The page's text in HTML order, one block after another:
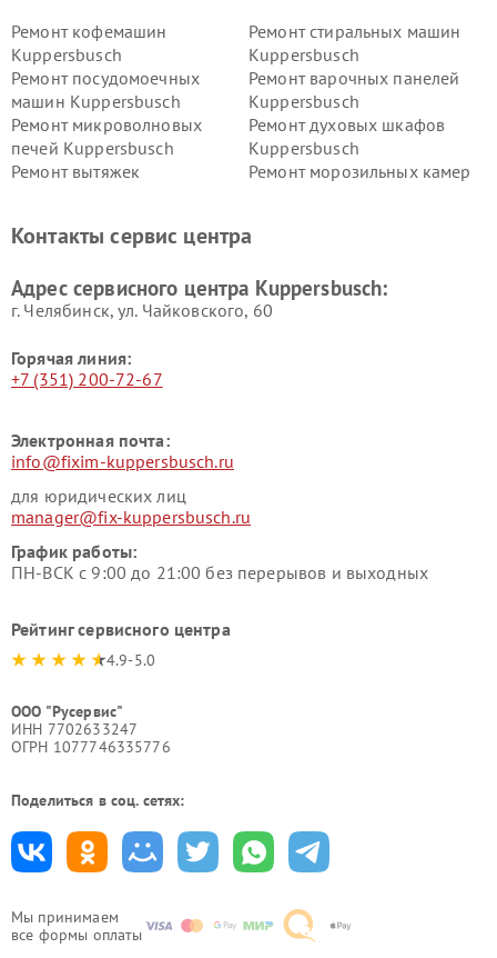
Мы принимаем
все формы оплаты
Ремонт кофемашин
Kuppersbusch
Ремонт стиральных машин
Kuppersbusch
Ремонт посудомоечных
машин Kuppersbusch
Ремонт варочных панелей
Kuppersbusch
Ремонт микроволновых
печей Kuppersbusch
Ремонт духовых шкафов
Kuppersbusch
Ремонт вытяжек
Ремонт морозильных камер
Kuppersbusch
вакуумных упаковщиков
Ремонт сушильных машин Kuppersbusch
Контакты сервис центра
Адрес сервисного центра Kuppersbusch:
г. Челябинск, ул. Чайковского, 60
Горячая линия:
+7 (351) 200-72-67
Электронная почта:
info@fixim-kuppersbusch.ru
для юридических лиц
manager@fix-kuppersbusch.ru
График работы:
ПН-ВСК с 9:00 до 21:00 без перерывов и выходных
Рейтинг сервисного центра
4.9-5.0
ООО "Русервис"
ИНН 7702633247
ОГРН 1077746335776
Поделиться в соц. сетях: